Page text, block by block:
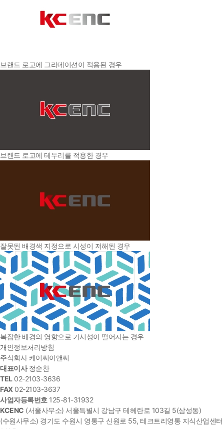
브랜드 로고에 그라데이션이 적용된 경우
브랜드 로고에 테두리를 적용한 경우
잘못된 배경색 지정으로 시성이 저해된 경우
복잡한 배경의 영향으로 가시성이 떨어지는 경우
개인정보처리방침
주식회사 케이씨이앤씨
대표이사정순찬
TEL02-2103-3636
FAX02-2103-3637
사업자등록번호125-81-31932
KCENC (서울사무소) 서울특별시 강남구 테헤란로 103길 5(삼성동)
(수원사무소) 경기도 수원시 영통구 신원로 55, 테크트리영통 지식산업센터